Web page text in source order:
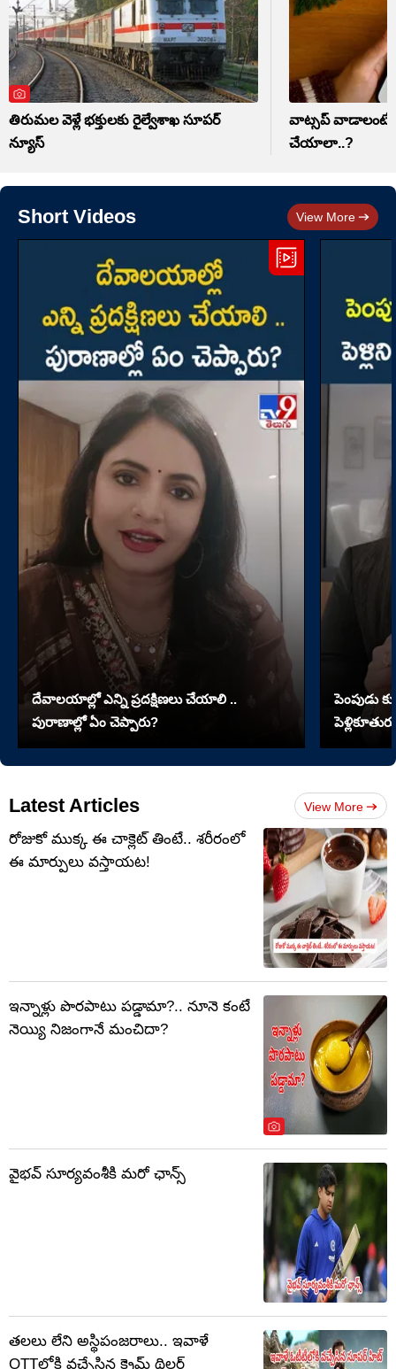
తిరుమల వెళ్లే భక్తులకు రైల్వేశాఖ సూపర్
న్యూస్
వాట్సప్ వాడాలంటే
చేయాలా..?
Short Videos View More
దేవాలయాల్లో ఎన్ని ప్రదక్షిణలు చేయాలి ..
పురాణాల్లో ఏం చెప్పారు?
పెంపుడు
పెళ్లికూతురు
Latest Articles View More
రోజుకో ముక్క ఈ చాక్లెట్ తింటే.. శరీరంలో
ఈ మార్పులు వస్తాయట!
ఇన్నాళ్లు పొరపాటు పడ్డామా?.. నూనె కంటే
నెయ్యి నిజంగానే మంచిదా?
వైభవ్ సూర్యవంశీకి మరో ఛాన్స్
తలలు లేని అస్థిపంజరాలు.. ఇవాళే
OTTలోకి వచ్చేసిన క్రైమ్ థ్రిల్లర్